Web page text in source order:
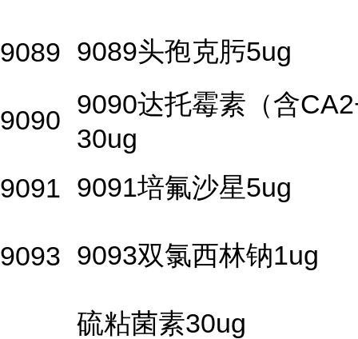
9089 9089头孢克肟5ug
9090
9090达托霉素（含
30ug
9091 9091培氟沙星5ug
9093 9093双氯西林钠1ug
硫粘菌素30ug